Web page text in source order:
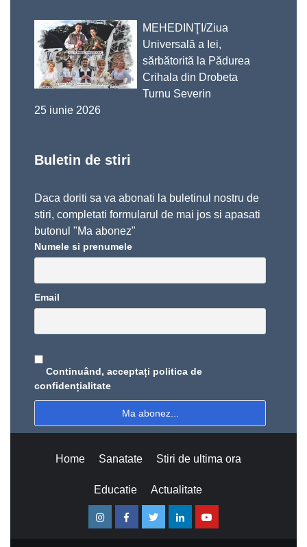
MEHEDINŢI/Ziua
Universală a Iei,
sărbătorită la Pădurea
Crihala din Drobeta
Turnu Severin
25 iunie 2026
Buletin de stiri
Daca doriti sa va abonati la buletinul nostru de
stiri, completati formularul de mai jos si apasati
butonul "Ma abonez"
Numele si prenumele
Email
Continuând, acceptați politica de
confidențialitate
Home Sanatate Stiri de ultima ora
Educatie Actualitate
InstagramFacebookTwitterLinkedinYoutube